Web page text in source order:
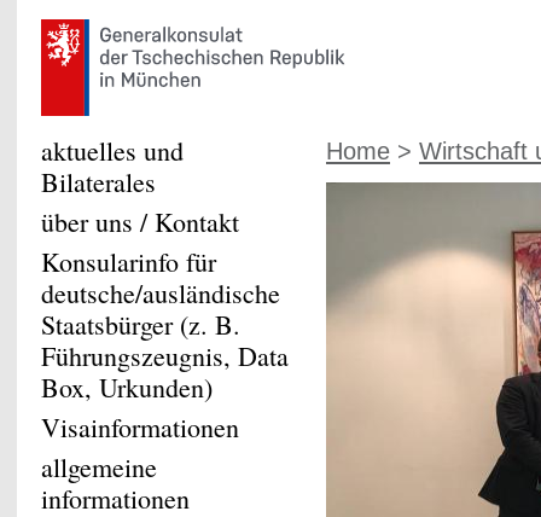
Home > Wirtschaft
aktuelles und
Bilaterales
über uns / Kontakt
Konsularinfo für
deutsche/ausländische
Staatsbürger (z. B.
Führungszeugnis, Data
Box, Urkunden)
Visainformationen
allgemeine
informationen